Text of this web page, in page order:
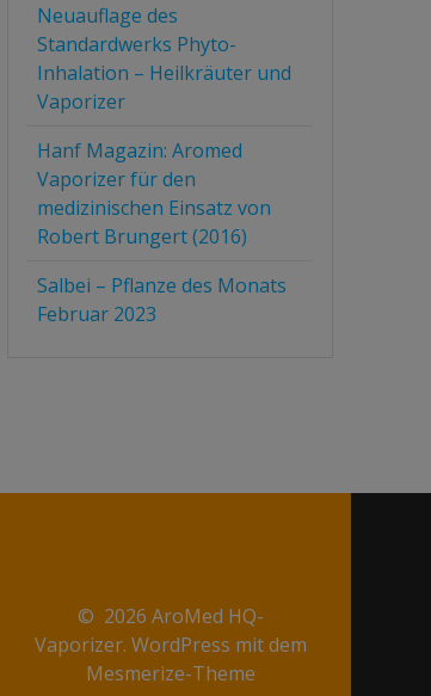
Neuauflage des
Standardwerks Phyto-
Inhalation – Heilkräuter und
Vaporizer
Hanf Magazin: Aromed
Vaporizer für den
medizinischen Einsatz von
Robert Brungert (2016)
Salbei – Pflanze des Monats
Februar 2023
© 2026 AroMed HQ-
Vaporizer. WordPress mit dem
Mesmerize-Theme